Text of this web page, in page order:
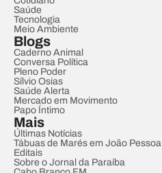
Saúde
Tecnologia
Meio Ambiente
Blogs
Caderno Animal
Conversa Política
Pleno Poder
Sílvio Osias
Saúde Alerta
Mercado em Movimento
Papo Íntimo
Mais
Últimas Notícias
Tábuas de Marés em João Pessoa
Editais
Sobre o Jornal da Paraíba